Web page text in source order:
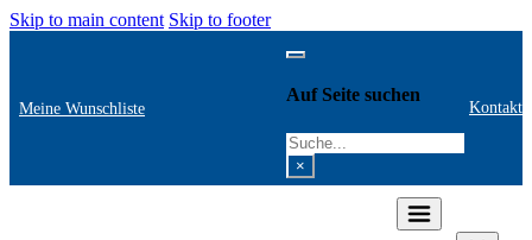
Skip to main content Skip to footer
Meine Wunschliste
Auf Seite suchen
Search
×
Kontakt